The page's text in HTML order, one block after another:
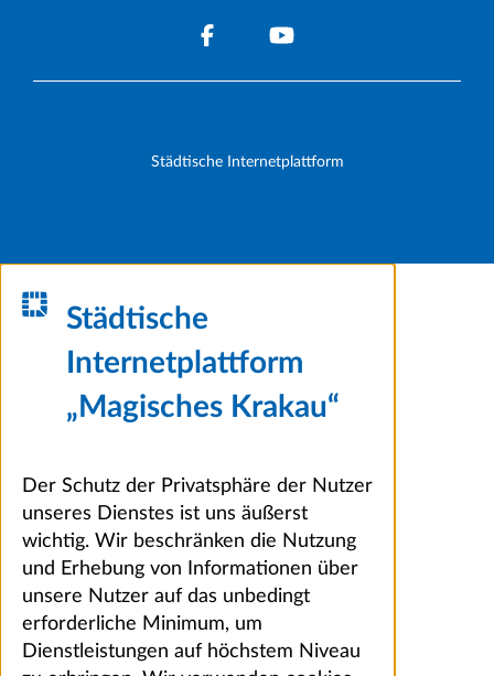
Städtische Internetplattform
Städtische
Internetplattform
„Magisches Krakau“
Der Schutz der Privatsphäre der Nutzer
unseres Dienstes ist uns äußerst
wichtig. Wir beschränken die Nutzung
und Erhebung von Informationen über
unsere Nutzer auf das unbedingt
erforderliche Minimum, um
Dienstleistungen auf höchstem Niveau